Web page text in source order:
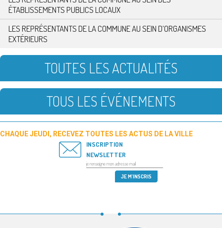
ÉTABLISSEMENTS PUBLICS LOCAUX
LES REPRÉSENTANTS DE LA COMMUNE AU SEIN D’ORGANISMES
EXTÉRIEURS
TOUTES LES ACTUALITÉS
TOUS LES ÉVÉNEMENTS
CHAQUE JEUDI, RECEVEZ TOUTES LES ACTUS DE LA VILLE
INSCRIPTION
NEWSLETTER